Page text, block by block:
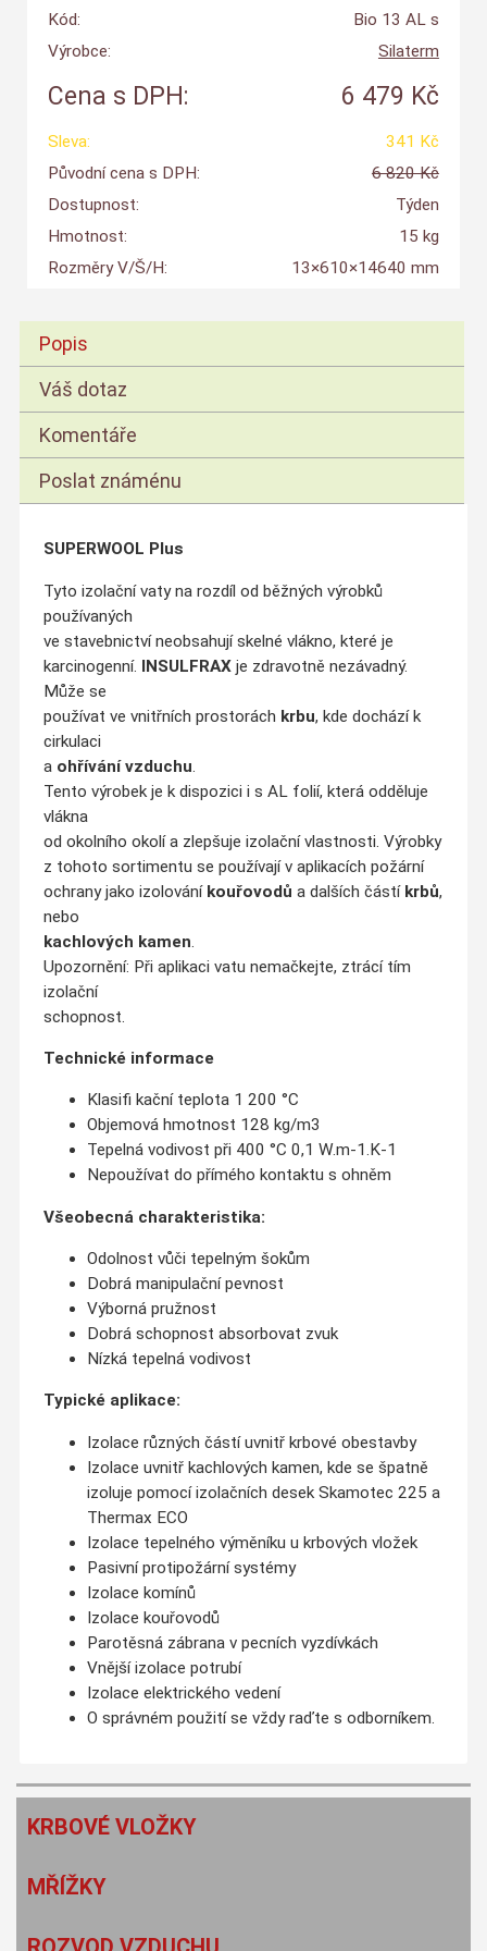
Kód:
Bio 13 AL s
Výrobce:
Silaterm
Cena s DPH: 6 479 Kč
Sleva:
341 Kč
Původní cena s DPH:
6 820 Kč
Dostupnost:
Týden
Hmotnost:
15 kg
Rozměry V/Š/H:
13×610×14640 mm
Popis
Váš dotaz
Komentáře
Poslat známénu
SUPERWOOL Plus
Tyto izolační vaty na rozdíl od běžných výrobků
používaných
ve stavebnictví neobsahují skelné vlákno, které je
karcinogenní. INSULFRAXje zdravotně nezávadný.
Může se
používat ve vnitřních prostorách krbu, kde dochází k
cirkulaci
a ohřívání vzduchu
Tento výrobek je k dispozici i s AL folií, která odděluje
vlákna
od okolního okolí a zlepšuje izolační vlastnosti. Výrobky
z tohoto sortimentu se používají v aplikacích požární
ochrany jako izolování kouřovodů a dalších částí krbů,
nebo
kachlových kamen
Upozornění: Při aplikaci vatu nemačkejte, ztrácí tím
izolační
schopnost.
Technické informace
Klasifi kační teplota 1 200 °C
Objemová hmotnost 128 kg/m3
Tepelná vodivost při 400 °C 0,1 W.m-1.K-1
Nepoužívat do přímého kontaktu s ohněm
Všeobecná charakteristika:
Odolnost vůči tepelným šokům
Dobrá manipulační pevnost
Výborná pružnost
Dobrá schopnost absorbovat zvuk
Nízká tepelná vodivost
Typické aplikace:
Izolace různých částí uvnitř krbové obestavby
Izolace uvnitř kachlových kamen, kde se špatně
izoluje pomocí izolačních desek Skamotec 225 a
Thermax ECO
Izolace tepelného výměníku u krbových vložek
Pasivní protipožární systémy
Izolace komínů
Izolace kouřovodů
Parotěsná zábrana v pecních vyzdívkách
Vnější izolace potrubí
Izolace elektrického vedení
O správném použití se vždy raďte s odborníkem.
KRBOVÉ VLOŽKY
MŘÍŽKY